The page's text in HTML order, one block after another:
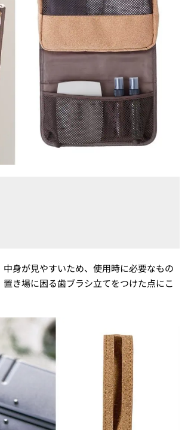
身が見やすいため、使用時に必要なもの
き場に困る歯ブラシ立てをつけた点にこ